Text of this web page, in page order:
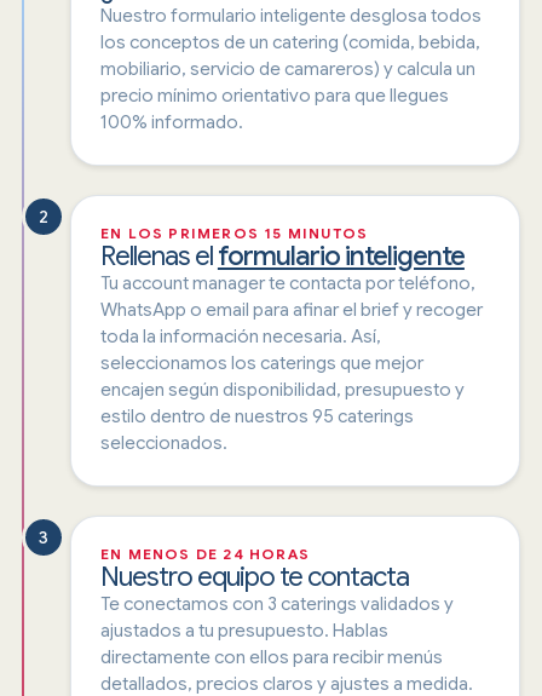
Nuestro formulario inteligente desglosa todos
los conceptos de un catering (comida, bebida,
mobiliario, servicio de camareros) y calcula un
precio mínimo orientativo para que llegues
100% informado.
2
EN LOS PRIMEROS 15 MINUTOS
Rellenas elformulario inteligente
Tu account manager te contacta por teléfono,
WhatsApp o email para afinar el brief y recoger
toda la información necesaria. Así,
seleccionamos los caterings que mejor
encajen según disponibilidad, presupuesto y
estilo dentro de nuestros 95 caterings
seleccionados.
3
EN MENOS DE 24 HORAS
Nuestro equipo te contacta
Te conectamos con 3 caterings validados y
ajustados a tu presupuesto. Hablas
directamente con ellos para recibir menús
detallados, precios claros y ajustes a medida.